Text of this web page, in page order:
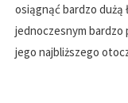
osiągnąć bardzo dużą
jednoczesnym
jego najbliższego